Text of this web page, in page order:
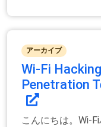
アーカイブ
Wi-Fi
Penetration
こんにちは。Wi-